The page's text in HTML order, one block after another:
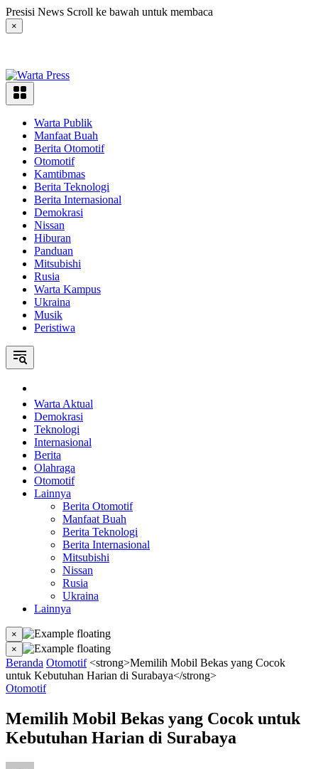
Langsung
ke
konten
Presisi News Scroll ke bawah untuk membaca
×
Warta Publik
Manfaat Buah
Berita Otomotif
Otomotif
Kamtibmas
Berita Teknologi
Berita Internasional
Demokrasi
Nissan
Hiburan
Panduan
Mitsubishi
Rusia
Warta Kampus
Ukraina
Musik
Peristiwa
Warta Aktual
Demokrasi
Teknologi
Internasional
Berita
Olahraga
Otomotif
Lainnya
Berita Otomotif
Manfaat Buah
Berita Teknologi
Berita Internasional
Mitsubishi
Nissan
Rusia
Ukraina
Lainnya
×
×
Beranda Otomotif <strong>Memilih Mobil Bekas yang Cocok
untuk Kebutuhan Harian di Surabaya</strong>
Otomotif
Memilih Mobil Bekas yang Cocok untuk
Kebutuhan Harian di Surabaya